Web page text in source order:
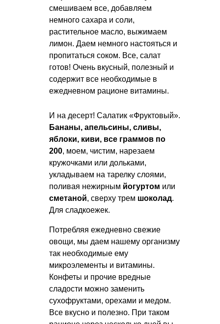
смешиваем все, добавляем
немного сахара и соли,
растительное масло, выжимаем
лимон. Даем немного настояться и
пропитаться соком. Все, салат
готов! Очень вкусный, полезный и
содержит все необходимые в
ежедневном рационе витамины.
И на десерт! Салатик «Фруктовый».
Бананы, апельсины, сливы,
яблоки, киви, все граммов по
200, моем, чистим, нарезаем
кружочками или дольками,
укладываем на тарелку слоями,
поливая нежирным йогуртом или
сметаной, сверху трем шоколад.
Для сладкоежек.
Потребляя ежедневно свежие
овощи, мы даем нашему организму
так необходимые ему
микроэлементы и витамины.
Конфеты и прочие вредные
сладости можно заменить
сухофруктами, орехами и медом.
Все вкусно и полезно. При таком